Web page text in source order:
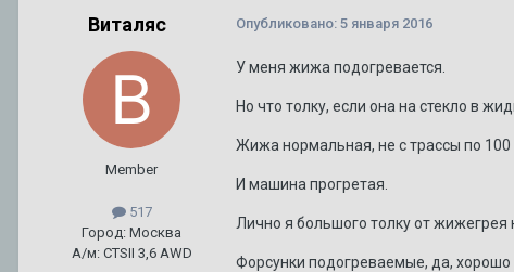
Виталяс
Member
517
Город: Москва
А/м: CTSII 3,6 AWD
Опубликовано: 5 января 2016
У меня жижа подогревается.
Но что толку, если она на стекло в
Жижа нормальная, не с трассы по 100
И машина прогретая.
Лично я большого толку от жижегрея
Форсунки подогреваемые, да, хорошо